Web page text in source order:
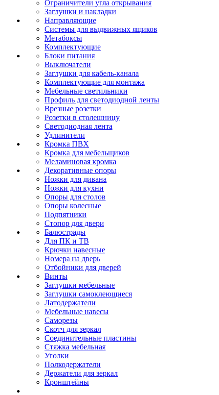
Ограничители угла открывания
Заглушки и накладки
Направляющие
Системы для выдвижных ящиков
Метабоксы
Комплектующие
Блоки питания
Выключатели
Заглушки для кабель-канала
Комплектующие для монтажа
Мебельные светильники
Профиль для светодиодной ленты
Врезные розетки
Розетки в столешницу
Светодиодная лента
Удлинители
Кромка ПВХ
Кромка для мебельщиков
Меламиновая кромка
Декоративные опоры
Ножки для дивана
Ножки для кухни
Опоры для столов
Опоры колесные
Подпятники
Стопор для двери
Балюстрады
Для ПК и ТВ
Крючки навесные
Номера на дверь
Отбойники для дверей
Винты
Заглушки мебельные
Заглушки самоклеющиеся
Латодержатели
Мебельные навесы
Саморезы
Скотч для зеркал
Соединительные пластины
Стяжка мебельная
Уголки
Полкодержатели
Держатели для зеркал
Кронштейны